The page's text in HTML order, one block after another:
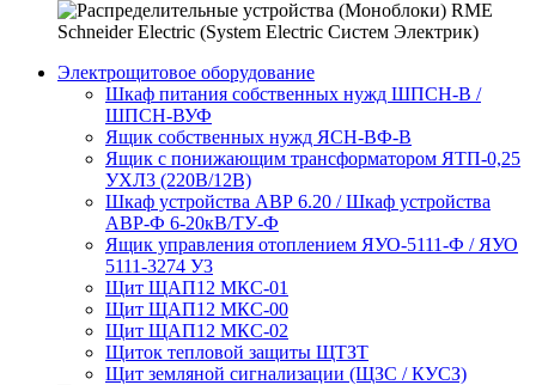
Электрощитовое оборудование
Шкаф питания собственных нужд ШПСН-В /
ШПСН-ВУФ
Ящик собственных нужд ЯСН-ВФ-В
Ящик с понижающим трансформатором ЯТП-0,25
УХЛ3 (220В/12В)
Шкаф устройства АВР 6.20 / Шкаф устройства
АВР-Ф 6-20кВ/ТУ-Ф
Ящик управления отоплением ЯУО-5111-Ф / ЯУО
5111-3274 У3
Щит ЩАП12 МКС-01
Щит ЩАП12 МКС-00
Щит ЩАП12 МКС-02
Щиток тепловой защиты ЩТЗТ
Щит земляной сигнализации (ЩЗС / КУСЗ)